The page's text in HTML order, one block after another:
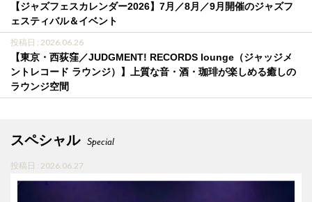
【ジャズフェスカレンダー2026】7月／8月／9月開催のジャズフ
ェスティバル＆イベント
投稿日 : 2026.06.26
【東京・西荻窪／JUDGMENT! RECORDS lounge（ジャッジメ
ントレコード ラウンジ）】上質な音・酒・珈琲が楽しめる癒しの
ラウンジ空間
スペシャル Special
投稿日 : 2026.06.27